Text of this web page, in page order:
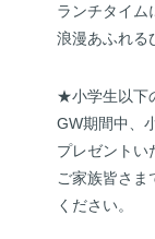
ランチタイム
浪漫あふれる
★小学生以下
GW期間中、
プレゼントい
ご家族皆さま
ください。